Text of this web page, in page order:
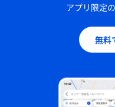
アプリ限定
無料